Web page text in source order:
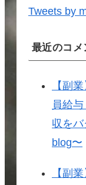
Tweets by
最近のコメ
【副
員給
収をバ
blog〜
【副